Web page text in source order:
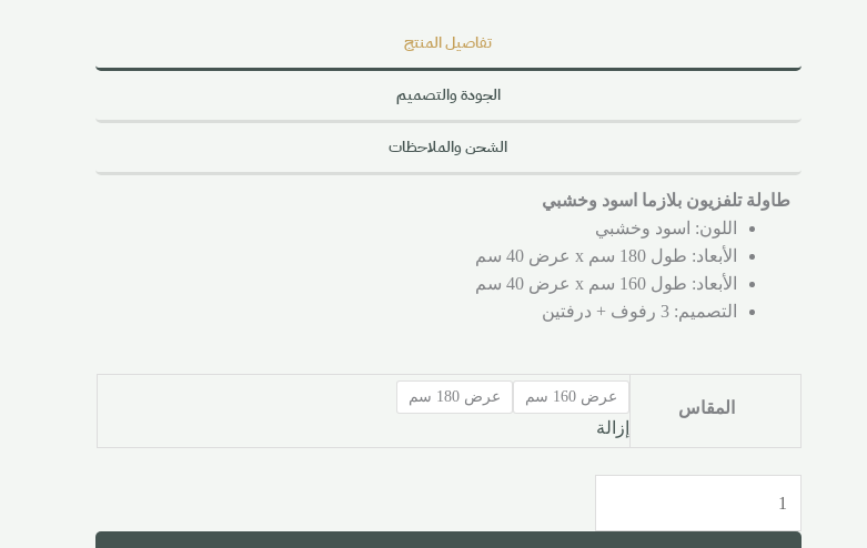
تفاصيل المنتج
الجودة والتصميم
الشحن والملاحظات
طاولة تلفزيون بلازما اسود وخشبي
اللون: اسود وخشبي
الأبعاد: طول 180 سم x عرض 40 سم
الأبعاد: طول 160 سم x عرض 40 سم
التصميم: 3 رفوف + درفتين
المقاس
عرض 160 سم عرض 180 سم
إزالة